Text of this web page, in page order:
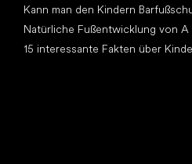
Kann man den Kindern
Natürliche Fußentwicklung von A
15 interessante Fakten über